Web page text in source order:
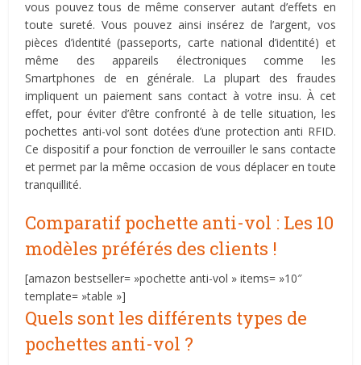
vous pouvez tous de même conserver autant d’effets en
toute sureté. Vous pouvez ainsi insérez de l’argent, vos
pièces d’identité (passeports, carte national d’identité) et
même des appareils électroniques comme les
Smartphones de en générale. La plupart des fraudes
impliquent un paiement sans contact à votre insu. À cet
effet, pour éviter d’être confronté à de telle situation, les
pochettes anti-vol sont dotées d’une protection anti RFID.
Ce dispositif a pour fonction de verrouiller le sans contacte
et permet par la même occasion de vous déplacer en toute
tranquillité.
Comparatif pochette anti-vol : Les 10
modèles préférés des clients !
[amazon bestseller= »pochette anti-vol » items= »10″
template= »table »]
Quels sont les différents types de
pochettes anti-vol ?